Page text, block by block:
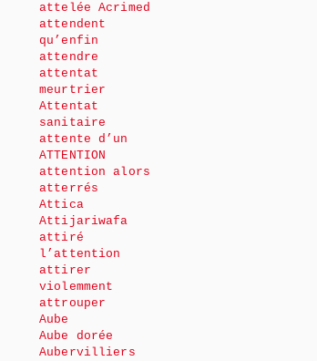
attelée Acrimed
attendent
qu’enfin
attendre
attentat
meurtrier
Attentat
sanitaire
attente d’un
ATTENTION
attention alors
atterrés
Attica
Attijariwafa
attiré
l’attention
attirer
violemment
attrouper
Aube
Aube dorée
Aubervilliers